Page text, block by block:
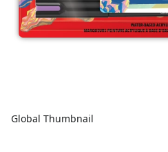
Global Thumbnail